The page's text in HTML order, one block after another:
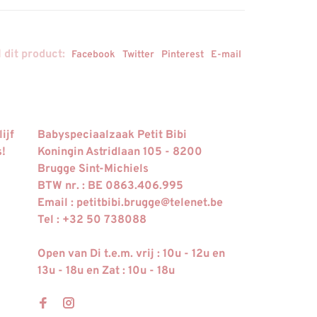
dit product: Facebook Twitter Pinterest E-mail
Babyspeciaalzaak Petit Bibi
Koningin Astridlaan 105 - 8200
Brugge Sint-Michiels
BTW nr. : BE 0863.406.995
Email : petitbibi.brugge@telenet.be
Tel : +32 50 738088
Open van Di t.e.m. vrij : 10u - 12u en
13u - 18u en Zat : 10u - 18u